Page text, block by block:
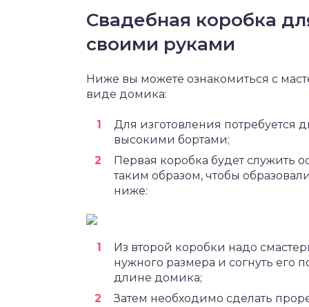
Свадебная коробка
своими руками
Ниже вы можете ознакомиться с
виде домика:
Для изготовления потребуется
высокими бортами;
Первая коробка будет служить
таким образом, чтобы
ниже:
Из второй коробки надо
нужного размера и согнуть
длине домика;
Затем необходимо сделать